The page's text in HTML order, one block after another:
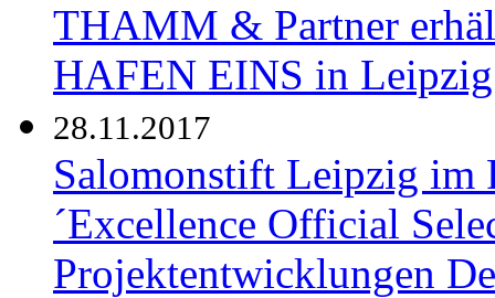
THAMM & Partner
HAFEN EINS in Leipzig
28.11.2017
Salomonstift Leipzig im
´Excellence Official
Projektentwicklungen